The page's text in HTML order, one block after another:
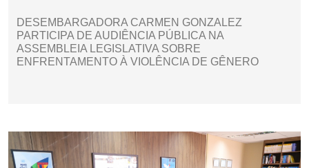
DESEMBARGADORA CARMEN GONZALEZ
PARTICIPA DE AUDIÊNCIA PÚBLICA NA
ASSEMBLEIA LEGISLATIVA SOBRE
ENFRENTAMENTO À VIOLÊNCIA DE GÊNERO